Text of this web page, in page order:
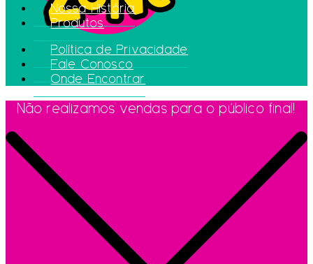
Nossa História
Produtos
Política de Privacidade
Fale Conosco
Onde Encontrar
Não realizamos vendas para o público final!